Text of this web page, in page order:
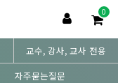
0
교수, 강사, 교사 전용
자주묻는질문